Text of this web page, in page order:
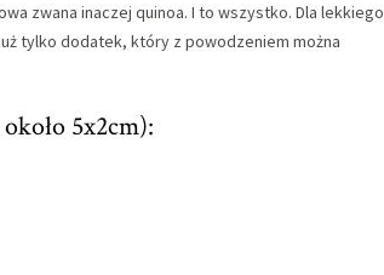
zwana inaczej quinoa. I to wszystko. Dla lekkiego
tylko dodatek, który z powodzeniem można
5x2cm):